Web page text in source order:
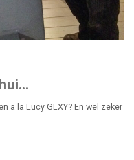
a la Lucy GLXY? En wel zeker